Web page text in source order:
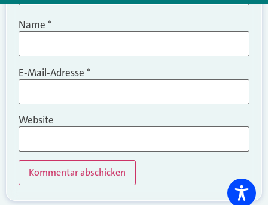
Name *
E-Mail-Adresse *
Website
Alternative: